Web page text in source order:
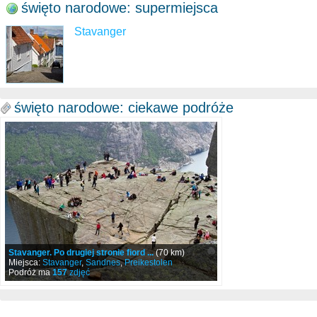
święto narodowe: supermiejsca
Stavanger
święto narodowe: ciekawe podróże
Stavanger. Po drugiej stronie fiord ...(70 km)
Miejsca: Stavanger, Sandnes,Preikestolen
Podróż ma157zdjęć